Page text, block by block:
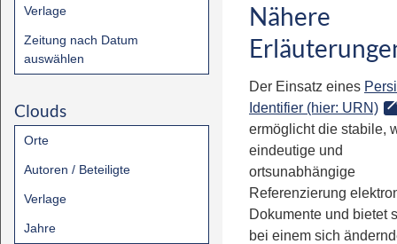
Verlage
Zeitung nach Datum
auswählen
Clouds
Orte
Autoren / Beteiligte
Verlage
Jahre
Nähere
Der Einsatz eines
Identifier (hier: URN)
ermöglicht die stabile,
eindeutige und
ortsunabhängige
Referenzierung
Dokumente und bietet
bei einem sich